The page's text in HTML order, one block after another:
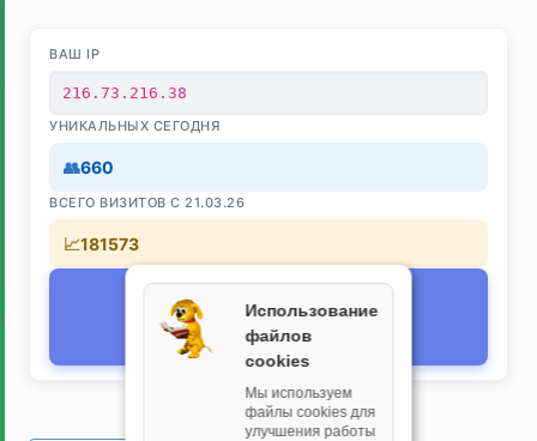
ВАШ IP
216.73.216.38
УНИКАЛЬНЫХ СЕГОДНЯ
660
ВСЕГО ВИЗИТОВ С 21.03.26
181573
⏰
Текущее время
08.08.2026 13:49:18
(Asia/Irkutsk)
Использование
файлов
cookies
Мы используем
файлы cookies для
улучшения работы